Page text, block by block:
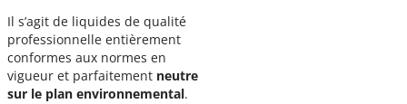
Il s’agit de liquides de qualité
professionnelle entièrement
conformes aux normes en
vigueur et parfaitement neutre
sur le plan environnemental.